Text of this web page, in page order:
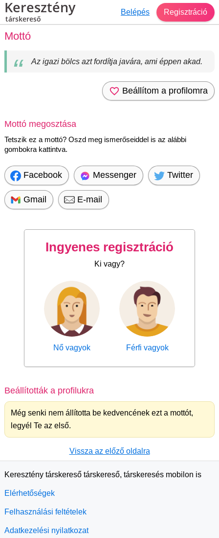
Keresztény
társkereső
Belépés Regisztráció
Mottó
Az igazi bölcs azt fordítja javára, ami éppen akad.
Beállítom a profilomra
Mottó megosztása
Tetszik ez a mottó? Oszd meg ismerőseiddel is az alábbi
gombokra kattintva.
Facebook Messenger Twitter
Gmail E-mail
Ingyenes regisztráció
Ki vagy?
Nő vagyok Férfi vagyok
Beállították a profilukra
Még senki nem állította be kedvencének ezt a mottót,
legyél Te az első.
Vissza az előző oldalra
Keresztény társkereső társkereső, társkeresés mobilon is
Elérhetőségek
Felhasználási feltételek
Adatkezelési nyilatkozat